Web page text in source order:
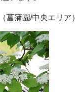
（菖蒲園/中央エリア）